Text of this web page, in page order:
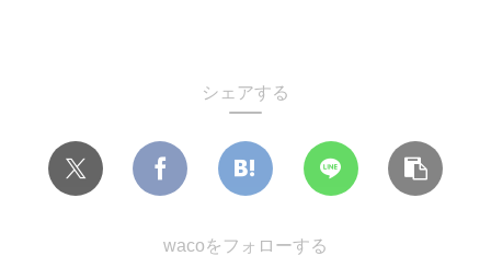
シェアする
wacoをフォローする